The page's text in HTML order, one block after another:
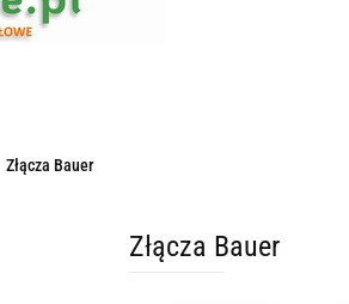
Złącza Bauer
Złącza Bauer